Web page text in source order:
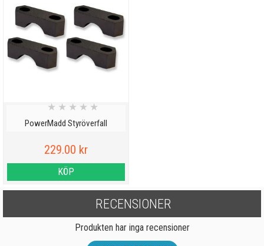
PowerMadd Styröverfall
★ ★ ★ ★ ★
229.00 kr
KÖP
RECENSIONER
Produkten har inga recensioner